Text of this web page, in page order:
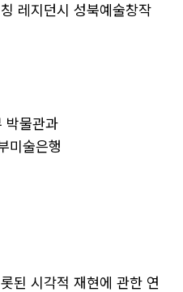
레지던시 성북예술창작
박물관과
미술은행
된 시각적 재현에 관한 연